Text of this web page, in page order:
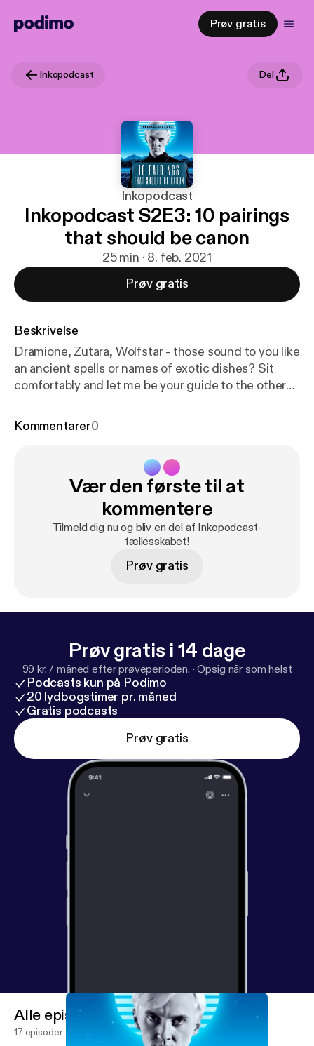
Prøv gratis
Inkopodcast Del
Inkopodcast
Inkopodcast S2E3: 10 pairings
that should be canon
25 min · 8. feb. 2021
Prøv gratis
Beskrivelse
Dramione, Zutara, Wolfstar - those sound to you like
an ancient spells or names of exotic dishes? Sit
comfortably and let me be your guide to the other
definitely should be canon!
Kommentarer0
Vær den første til at
kommentere
Tilmeld dig nu og bliv en del af Inkopodcast-
fællesskabet!
Prøv gratis
Prøv gratis i 14 dage
99 kr. / måned efter prøveperioden. ·Opsig når som helst
Podcasts kun på Podimo
20 lydbogstimer pr. måned
Gratis podcasts
Prøv gratis
Alle episoder
17 episoder